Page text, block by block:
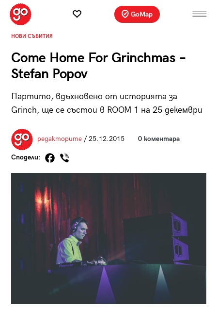
GoMap
НОВИ СЪБИТИЯ
Come Home For Grinchmas –
Stefan Popov
Партито, вдъхновено от историята за
Grinch, ще се състои в ROOM 1 на 25 декември
редакторите/ 25.12.2015 0 коментара
Сподели: